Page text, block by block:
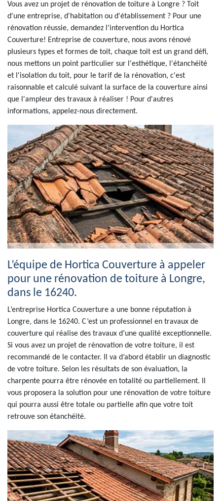
Vous avez un projet de rénovation de toiture à Longre ? Toit
d'une entreprise, d'habitation ou d'établissement ? Pour une
rénovation réussie, demandez l'intervention du Hortica
Couverture! Entreprise de couverture, nous avons rénové
plusieurs types et formes de toit, chaque toit est un grand défi,
nous mettons un point particulier sur l'esthétique, l'étanchéité
et l'isolation du toit, pour le tarif de la rénovation, c'est
raisonnable et calculé suivant la surface de la couverture ainsi
que l'ampleur des travaux à réaliser ! Pour d'autres
informations, appelez-nous directement.
L’équipe de Hortica Couverture à appeler
pour une rénovation de toiture à Longre,
dans le 16240.
L’entreprise Hortica Couverture a une bonne réputation à
Longre, dans le 16240. C’est un professionnel en travaux de
couverture qui réalise des travaux d’une qualité exceptionnelle.
Si vous avez un projet de rénovation de votre toiture, il est
recommandé de le contacter. Il va d’abord établir un diagnostic
de votre toiture. Selon les résultats de son évaluation, la
charpente pourra être rénovée en totalité ou partiellement. Il
vous proposera la solution pour une rénovation de votre toiture
qui pourra aussi être totale ou partielle afin que votre toit
retrouve son étanchéité.